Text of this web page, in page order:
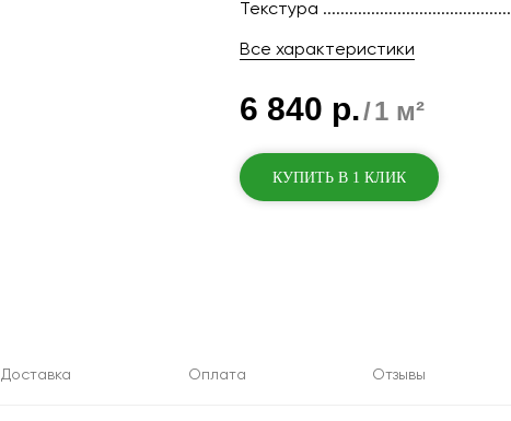
Текстура
Все характеристики
6 840 р./1 м²
КУПИТЬ В 1 КЛИК
Доставка Оплата Отзывы